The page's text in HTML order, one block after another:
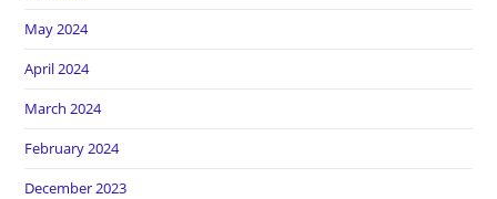
May 2024
April 2024
March 2024
February 2024
December 2023